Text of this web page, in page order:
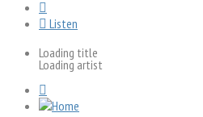
Listen
Loading title
Loading artist